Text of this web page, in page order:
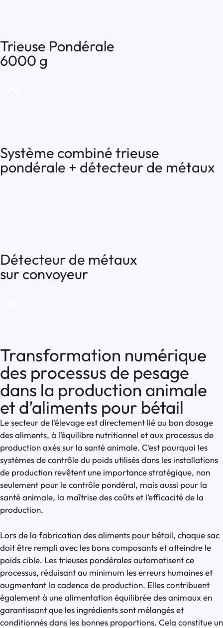
Trieuse Pondérale
6000 g
Système combiné trieuse
pondérale + détecteur de métaux
Détecteur de métaux
sur convoyeur
Transformation numérique
des processus de pesage
dans la production animale
et d’aliments pour bétail
Le secteur de l’élevage est directement lié au bon dosage
des aliments, à l’équilibre nutritionnel et aux processus de
production axés sur la santé animale. C’est pourquoi les
systèmes de contrôle du poids utilisés dans les installations
de production revêtent une importance stratégique, non
seulement pour le contrôle pondéral, mais aussi pour la
santé animale, la maîtrise des coûts et l’efficacité de la
production.
Lors de la fabrication des aliments pour bétail, chaque sac
doit être rempli avec les bons composants et atteindre le
poids cible. Les trieuses pondérales automatisent ce
processus, réduisant au minimum les erreurs humaines et
augmentant la cadence de production. Elles contribuent
également à une alimentation équilibrée des animaux en
garantissant que les ingrédients sont mélangés et
conditionnés dans les bonnes proportions. Cela constitue un